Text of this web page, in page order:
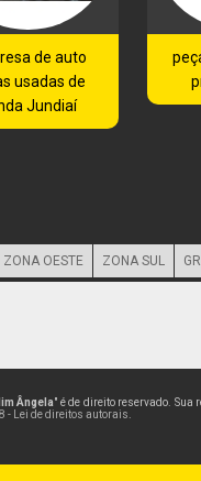
de auto
usadas de
Jundiaí
ZONA OESTE ZONA SUL
Ângela" é de direito reservado.
- Lei de direitos autorais.